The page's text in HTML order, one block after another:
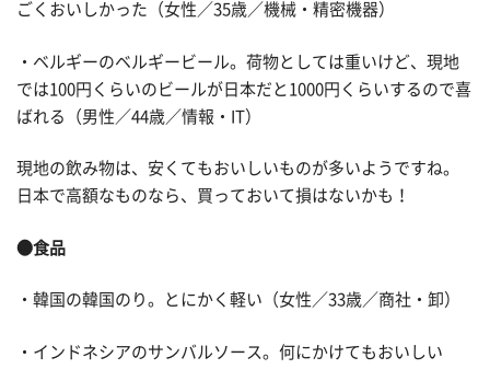
ごくおいしかった（女性／35歳／機械・精密機器）
・ベルギーのベルギービール。荷物としては重いけど、現地
では100円くらいのビールが日本だと1000円くらいするので喜
ばれる（男性／44歳／情報・IT）
現地の飲み物は、安くてもおいしいものが多いようですね。
日本で高額なものなら、買っておいて損はないかも！
●食品
・韓国の韓国のり。とにかく軽い（女性／33歳／商社・卸）
・インドネシアのサンバルソース。何にかけてもおいしい